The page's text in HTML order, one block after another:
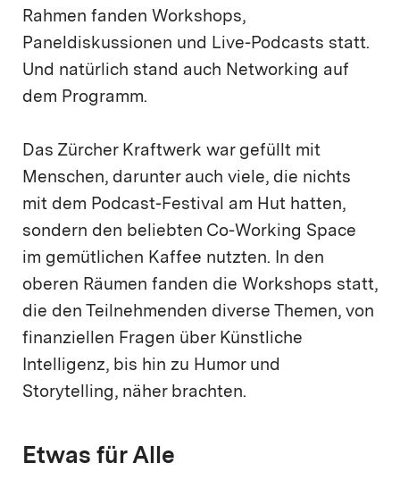
Rahmen fanden Workshops,
Paneldiskussionen und Live-Podcasts statt.
Und natürlich stand auch Networking auf
dem Programm.
Das Zürcher Kraftwerk war gefüllt mit
Menschen, darunter auch viele, die nichts
mit dem Podcast-Festival am Hut hatten,
sondern den beliebten Co-Working Space
im gemütlichen Kaffee nutzten. In den
oberen Räumen fanden die Workshops statt,
die den Teilnehmenden diverse Themen, von
finanziellen Fragen über Künstliche
Intelligenz, bis hin zu Humor und
Storytelling, näher brachten.
Etwas für Alle